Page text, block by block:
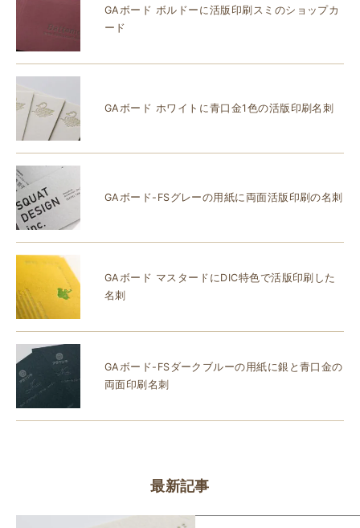
GAボード ボルドーに活版印刷スミのショップカ
ード
GAボード ホワイトに青口金1色の活版印刷名刺
GAボード-FSグレーの用紙に両面活版印刷の名刺
GAボード マスタードにDIC特色で活版印刷した
名刺
GAボード-FSダークブルーの用紙に銀と青口金の
両面印刷名刺
最新記事